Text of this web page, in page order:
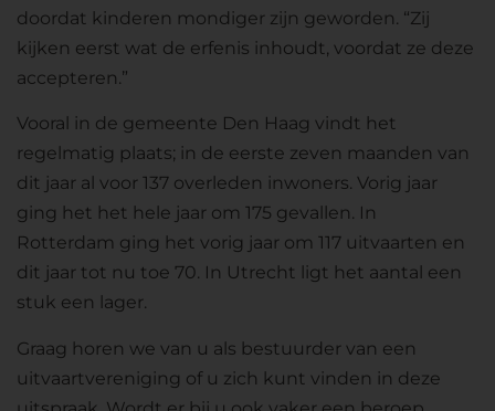
doordat kinderen mondiger zijn geworden. “Zij
kijken eerst wat de erfenis inhoudt, voordat ze deze
accepteren.”
Vooral in de gemeente Den Haag vindt het
regelmatig plaats; in de eerste zeven maanden van
dit jaar al voor 137 overleden inwoners. Vorig jaar
ging het het hele jaar om 175 gevallen. In
Rotterdam ging het vorig jaar om 117 uitvaarten en
dit jaar tot nu toe 70. In Utrecht ligt het aantal een
stuk een lager.
Graag horen we van u als bestuurder van een
uitvaartvereniging of u zich kunt vinden in deze